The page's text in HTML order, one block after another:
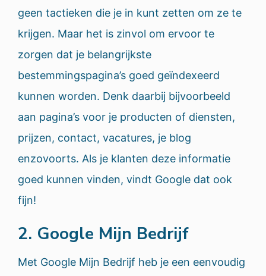
geen tactieken die je in kunt zetten om ze te
krijgen. Maar het is zinvol om ervoor te
zorgen dat je belangrijkste
bestemmingspagina’s goed geïndexeerd
kunnen worden. Denk daarbij bijvoorbeeld
aan pagina’s voor je producten of diensten,
prijzen, contact, vacatures, je blog
enzovoorts. Als je klanten deze informatie
goed kunnen vinden, vindt Google dat ook
fijn!
2. Google Mijn Bedrijf
Met Google Mijn Bedrijf heb je een eenvoudig